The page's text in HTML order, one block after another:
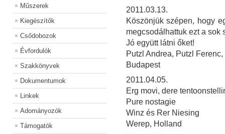
Műszerek
Kiegészítők
Csődobozok
Évfordulók
Szakkönyvek
Dokumentumok
Linkek
Adományozók
Támogatók
2011.03.13.
Köszönjük szépen, hogy
megcsodálhattuk ezt a sok
Jó együtt látni őket!
Putzl Andrea, Putzl
Budapest
2011.04.05.
Erg movi, dere
Pure nostagie
Winz és Rer Niesing
Werep, Holland